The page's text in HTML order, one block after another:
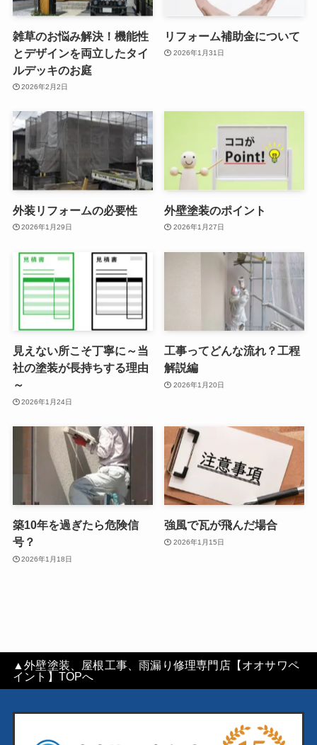
雑草のお悩み解決！機能性
とデザインを両立したタイ
ルデッキのお庭
2026年2月2日
リフォーム補助金について
2026年1月31日
外装リフォームの必要性
2026年1月29日
外壁塗装のポイント
2026年1月27日
見えない所こそ丁寧に～当
社の塗装が長持ちする理由
～
2026年1月24日
工事ってどんな流れ？工程
解説編
2026年1月20日
築10年を過ぎたら危険信
号？
2026年1月18日
強風で瓦が飛んだ場合
2026年1月15日
▲外壁塗装、屋根工事、雨漏り修理専門店【オオサワペ
イント】TOPへ